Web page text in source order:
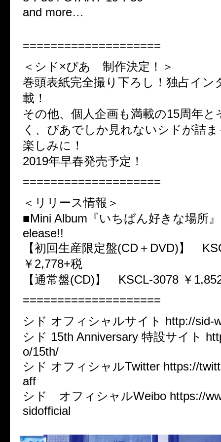
and more…
====================
＜シド×ぴあ 制作決定！＞
巻頭表紙完全撮り下ろし！独占イン
載！
その他、個人企画も満載の15周年と
く、ぴあでしか見れないシドが詰
楽しみに！
2019年早春発売予定！
====================
＜リリース情報＞
■Mini Album『いちばん好きな場所
elease!!
【初回生産限定盤(CD＋DVD)】
￥2,778+税
【通常盤(CD)】 KSCL-3078 ￥
====================
シド オフィシャルサイト http://sid-
シド 15th Anniversary 特設サイト
o/15th/
シド オフィシャルTwitter https://
aff
シド オフィシャルWeibo https://
sidofficial